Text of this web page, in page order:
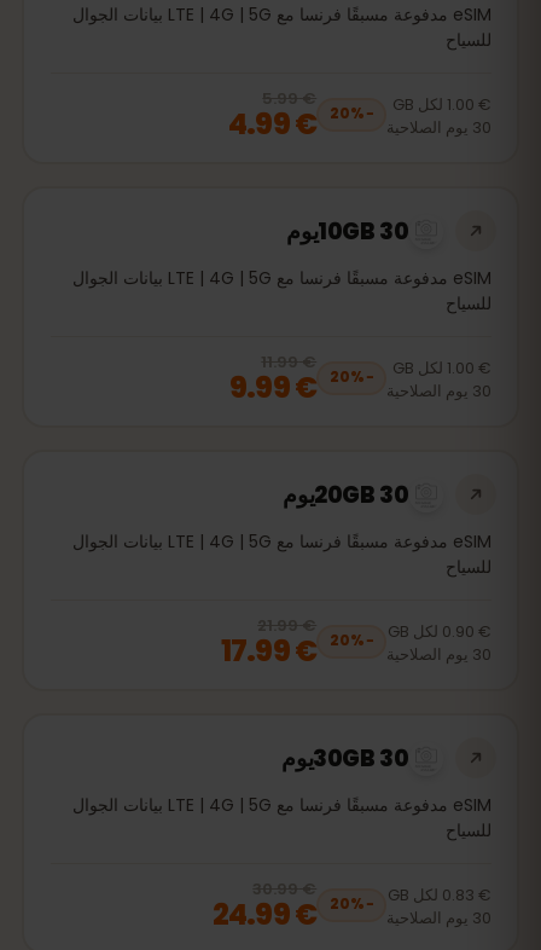
eSIM مدفوعة مسبقًا فرنسا مع LTE | 4G | 5G بيانات الجوال
للسياح
€ 1.00 لكل GB
30 يوم الصلاحية
−
20%
20% off, was
€ 4.99 € 5.99
€ 4.99
10GB 30يوم
eSIM مدفوعة مسبقًا فرنسا مع LTE | 4G | 5G بيانات الجوال
للسياح
€ 1.00 لكل GB
30 يوم الصلاحية
−
20%
20% off, was
€ 9.99 € 11.99
€ 9.99
20GB 30يوم
eSIM مدفوعة مسبقًا فرنسا مع LTE | 4G | 5G بيانات الجوال
للسياح
€ 0.90 لكل GB
30 يوم الصلاحية
−
20%
20% off, was
€ 17.99 € 21.99
€ 17.99
30GB 30يوم
eSIM مدفوعة مسبقًا فرنسا مع LTE | 4G | 5G بيانات الجوال
للسياح
€ 0.83 لكل GB
30 يوم الصلاحية
−
20%
20% off, was
€ 24.99 € 30.99
€ 24.99